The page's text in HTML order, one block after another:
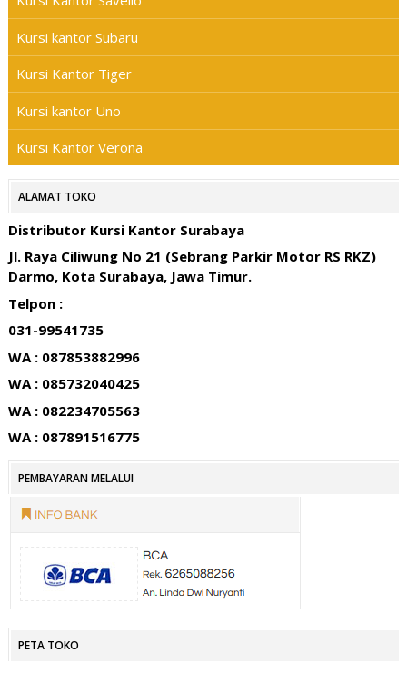
Kursi kantor Subaru
Kursi Kantor Tiger
Kursi kantor Uno
Kursi Kantor Verona
ALAMAT TOKO
Distributor Kursi Kantor Surabaya
Jl. Raya Ciliwung No 21 (Sebrang Parkir Motor RS RKZ)
Darmo, Kota Surabaya, Jawa Timur.
Telpon :
031-99541735
WA : 087853882996
WA : 085732040425
WA : 082234705563
WA : 087891516775
PEMBAYARAN MELALUI
PETA TOKO